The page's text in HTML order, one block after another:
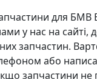
для БМВ
у нас на сайті,
запчастин.
або
запчастини не